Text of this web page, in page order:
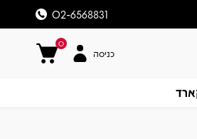
02-6568831
0
כניסה